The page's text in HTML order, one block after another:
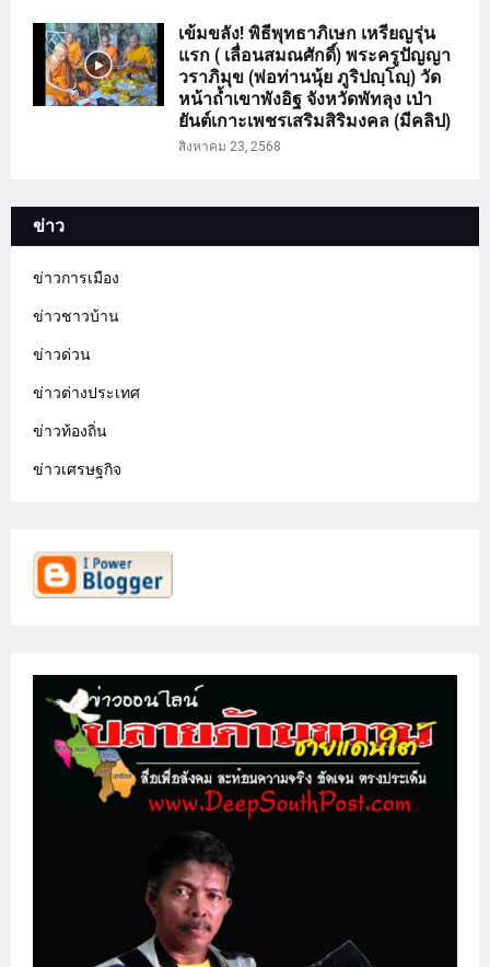
เข้มขลัง! พิธีพุทธาภิเษก เหรียญรุ่น
แรก ( เลื่อนสมณศักดิ์) พระครูปัญญา
วราภิมุข (พ่อท่านนุ้ย ภูริปญฺโญฺ) วัด
หน้าถ้ำเขาพังอิฐ จังหวัดพัทลุง เป่า
ยันต์เกาะเพชรเสริมสิริมงคล (มีคลิป)
สิงหาคม 23, 2568
ข่าว
ข่าวการเมือง
ข่าวชาวบ้าน
ข่าวด่วน
ข่าวต่างประเทศ
ข่าวท้องถิ่น
ข่าวเศรษฐกิจ